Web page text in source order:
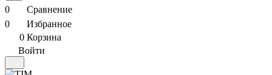
0
Сравнение
0
Избранное
0 Корзина
Войти